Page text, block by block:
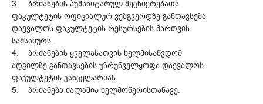
3. ბრძანების ჰუმანიტარულ მეცნიერებათა
ფაკულტეტის ოფიციალურ ვებგვერდზე განთავსება
დაევალოს ფაკულტეტის რესურსების მართვის
სამსახურს.
4. ბრძანების ყველასათვის ხელმისაწვდომ
ადგილზე განთავსების უზრუნველყოფა დაევალოს
ფაკულტეტის კანცელარიას.
5. ბრძანება ძალაშია ხელმოწერისთანავე.